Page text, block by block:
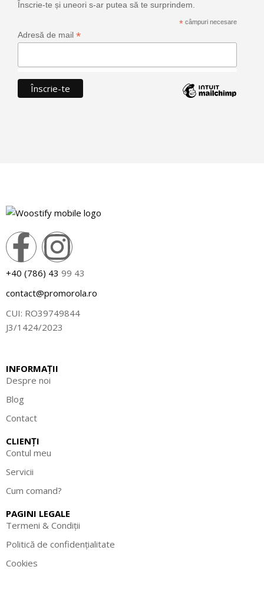
Înscrie-te și uneori s-ar putea să te surprindem.
* câmpuri necesare
Adresă de mail *
+40 (786) 43 99 43
contact@promorola.ro
CUI: RO39749844
J3/1424/2023
INFORMAȚII
Despre noi
Blog
Contact
CLIENȚI
Contul meu
Servicii
Cum comand?
PAGINI LEGALE
Termeni & Condiții
Politică de confidențialitate
Cookies